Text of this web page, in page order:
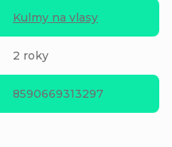
Kulmy na vlasy
2 roky
8590669313297